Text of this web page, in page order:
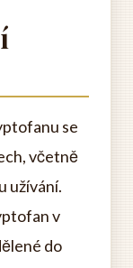
se
včetně
užívání.
v
do